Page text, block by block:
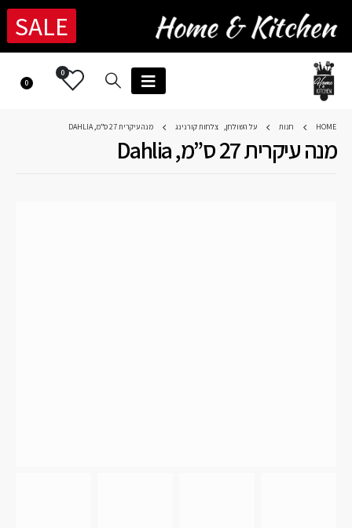
SALE
0
0
HOME חנות על השולחן, צלחות קורנינג מנה עיקרית 27 ס”מ, DAHLIA
מנה עיקרית 27 ס”מ, Dahlia